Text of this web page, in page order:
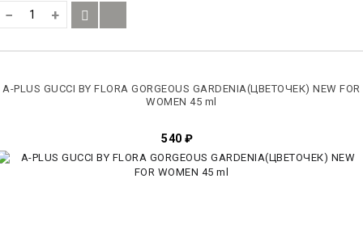
− +
A-PLUS GUCCI BY FLORA GORGEOUS GARDENIA(ЦВЕТОЧЕК) NEW FOR
WOMEN 45 ml
540 ₽